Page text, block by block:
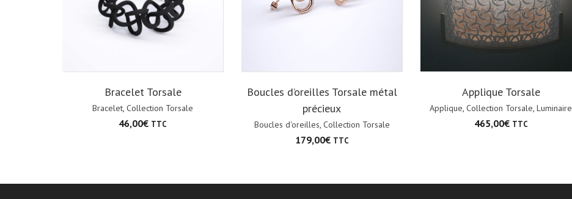
Bracelet Torsale
Bracelet, Collection Torsale
46,00€ TTC
Boucles d’oreilles Torsale métal
précieux
Boucles d'oreilles, Collection Torsale
179,00€ TTC
Applique Torsale
Applique, Collection Torsale, Luminaire
465,00€ TTC